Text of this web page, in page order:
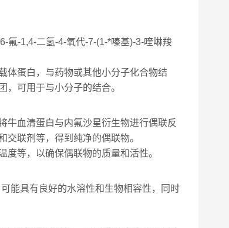
氟-1,4-二氢-4-氧代-7-(1-*嗪基)-3-喹啉羧
体蛋白，与药物或其他小分子化合物结
可用于与小分子的结合。
牛血清蛋白与内氟沙星衍生物进行偶联反
联剂等，得到纯净的偶联物。
等，以确保偶联物的质量和活性。
能具有良好的水溶性和生物相容性，同时